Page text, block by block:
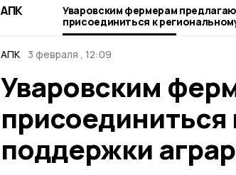
АПК
Уваровским фермерам
присоединиться к
поддержки аграриев
АПК 3 февраля , 12:09
Уваровским
присоединиться
поддержки